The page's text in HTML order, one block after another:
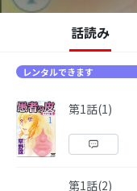
話読み
レンタルできます
第1話(1)
第1話(2)